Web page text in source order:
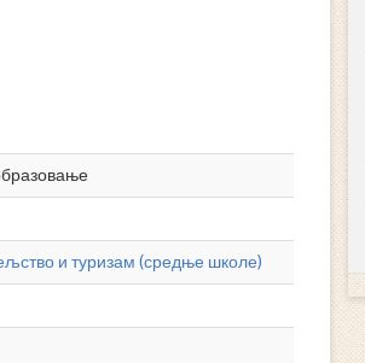
и туризам (средње школе)